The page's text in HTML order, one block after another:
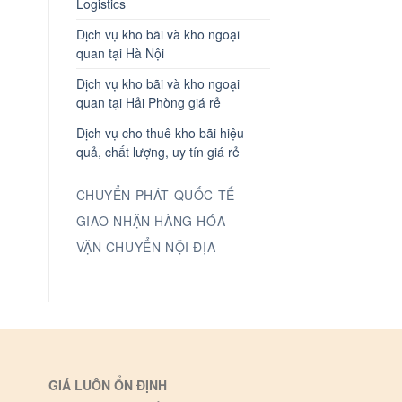
Dịch vụ kho bãi và kho ngoại
quan tại Hà Nội
Dịch vụ kho bãi và kho ngoại
quan tại Hải Phòng giá rẻ
Dịch vụ cho thuê kho bãi hiệu
quả, chất lượng, uy tín giá rẻ
CHUYỂN PHÁT QUỐC TẾ
GIAO NHẬN HÀNG HÓA
VẬN CHUYỂN NỘI ĐỊA
GIÁ LUÔN ỔN ĐỊNH